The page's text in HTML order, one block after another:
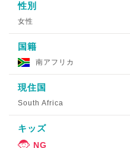
性別
女性
国籍
南アフリカ
現住国
South Africa
キッズ